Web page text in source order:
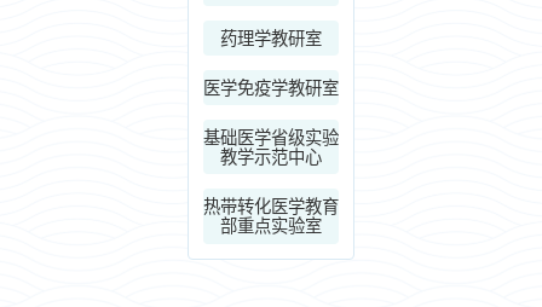
药理学教研室
医学免疫学教研室
基础医学省级实验
教学示范中心
热带转化医学教育
部重点实验室